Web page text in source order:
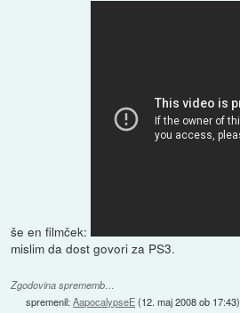
še en filmček:
mislim da dost govori za PS3.
Zgodovina sprememb…
spremenil:AapocalypseE(12. maj 2008 ob 17:43)